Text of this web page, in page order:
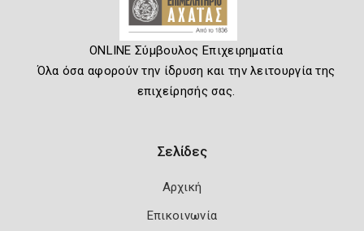
ONLINE Σύμβουλος Επιχειρηματία
Όλα όσα αφορούν την ίδρυση και την λειτουργία της
επιχείρησής σας.
Σελίδες
Αρχική
Επικοινωνία